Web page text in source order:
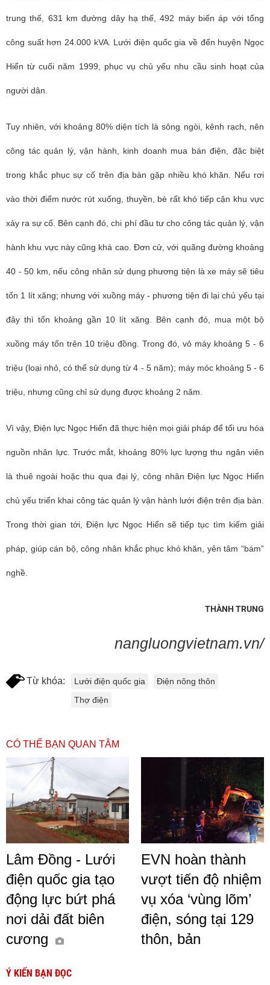
trung thế, 631 km đường dây hạ thế, 492 máy biến áp với tổng
công suất hơn 24.000 kVA. Lưới điện quốc gia về đến huyện Ngọc
Hiển từ cuối năm 1999, phục vụ chủ yếu nhu cầu sinh hoạt của
người dân.
Tuy nhiên, với khoảng 80% diện tích là sông ngòi, kênh rạch, nên
công tác quản lý, vận hành, kinh doanh mua bán điện, đặc biệt
trong khắc phục sự cố trên địa bàn gặp nhiều khó khăn. Nếu rơi
vào thời điểm nước rút xuống, thuyền, bè rất khó tiếp cận khu vực
xảy ra sự cố. Bên cạnh đó, chi phí đầu tư cho công tác quản lý, vận
hành khu vực này cũng khá cao. Đơn cử, với quãng đường khoảng
40 - 50 km, nếu công nhân sử dụng phương tiện là xe máy sẽ tiêu
tốn 1 lít xăng; nhưng với xuồng máy - phương tiện đi lại chủ yếu tại
đây thì tốn khoảng gần 10 lít xăng. Bên cạnh đó, mua một bộ
xuồng máy tốn trên 10 triệu đồng. Trong đó, vỏ máy khoảng 5 - 6
triệu (loại nhỏ, có thể sử dụng từ 4 - 5 năm); máy móc khoảng 5 - 6
triệu, nhưng cũng chỉ sử dụng được khoảng 2 năm.
Vì vậy, Điện lực Ngọc Hiển đã thực hiện mọi giải pháp để tối ưu hóa
nguồn nhân lực. Trước mắt, khoảng 80% lực lượng thu ngân viên
là thuê ngoài hoặc thu qua đại lý, công nhân Điện lực Ngọc Hiển
chủ yếu triển khai công tác quản lý vận hành lưới điện trên địa bàn.
Trong thời gian tới, Điện lực Ngọc Hiển sẽ tiếp tục tìm kiếm giải
pháp, giúp cán bộ, công nhân khắc phục khó khăn, yên tâm “bám”
nghề.
THÀNH TRUNG
nangluongvietnam.vn/
Từ khóa: Lưới điện quốc gia
Điện nông thôn
Thợ điện
CÓ THỂ BẠN QUAN TÂM
Lâm Đồng - Lưới
điện quốc gia tạo
động lực bứt phá
nơi dải đất biên
cương
EVN hoàn thành
vượt tiến độ nhiệm
vụ xóa ‘vùng lõm’
điện, sóng tại 129
thôn, bản
Ý KIẾN BẠN ĐỌC